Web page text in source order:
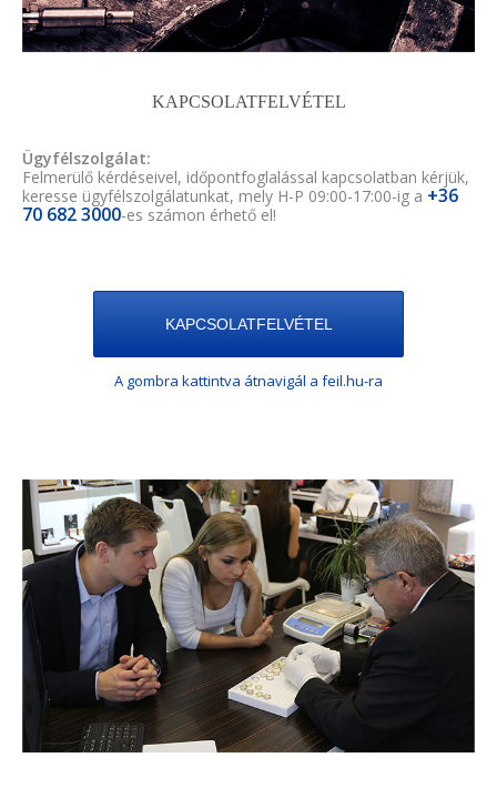
KAPCSOLATFELVÉTEL
Ügyfélszolgálat:
Felmerülő kérdéseivel, időpontfoglalással kapcsolatban kérjük,
keresse ügyfélszolgálatunkat, mely H-P 09:00-17:00-ig a +36
70 682 3000-es számon érhető el!
KAPCSOLATFELVÉTEL
A gombra kattintva átnavigál a feil.hu-ra